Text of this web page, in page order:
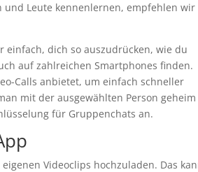
Leute kennenlernen, empfehlen
einfach, dich so auszudrücken, wie du
auf zahlreichen Smartphones finden.
Calls anbietet, um einfach schneller
mit der ausgewählten Person geheim
für Gruppenchats an.
Videoclips hochzuladen. Das